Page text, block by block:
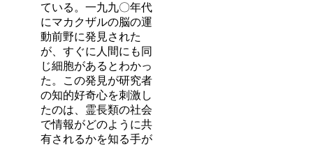
ている。一九九〇年代
にマカクザルの脳の運
動前野に発見された
が、すぐに人間にも同
じ細胞があるとわかっ
た。この発見が研究者
の知的好奇心を刺激し
たのは、霊長類の社会
で情報がどのように共
有されるかを知る手が